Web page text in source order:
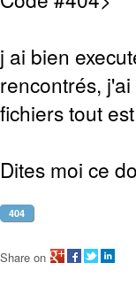
j ai bien
rencontrés,
fichiers tout
Dites moi ce
404
Share on